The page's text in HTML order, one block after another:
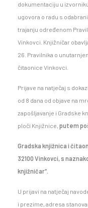
dokumentaciju u
ugovora o radu s
trajanju određenom
Vinkovci. Knjižničar
26. Pravilnika o
čitaonice Vinkovci.
Prijave na natječaj s
od 8 dana od objave na
zapošljavanje i Gradske
ploči Knjižnice, putem
Gradska knjižnica i
32100 Vinkovci, s
knjižničar“.
U prijavi na natječaj
i prezime, adresa